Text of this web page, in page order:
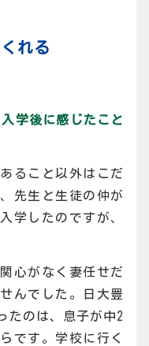
れる
学後に感じたこと
ること以外はこだ
先生と生徒の仲が
学したのですが、
心がなく妻任せだ
んでした。日大豊
たのは、息子が中2
です。学校に行く